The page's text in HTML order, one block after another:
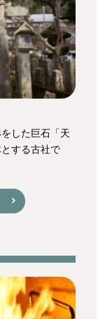
した巨石「天
する古社で